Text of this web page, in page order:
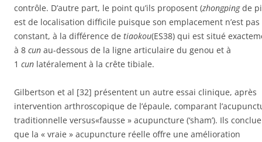
contrôle. D’autre part, le point qu’ils proposent (zhongpingde
est de localisation difficile puisque son emplacement n’est pas
constant, à la différence de tiaokou(ES38) qui est situé
à 8 cun au-dessous de la ligne articulaire du genou et à
1 cun latéralement à la crête tibiale.
Gilbertson et al [32] présentent un autre essai clinique, après
intervention arthroscopique de l’épaule, comparant
traditionnelle versus«fausse » acupuncture (‘sham’). Ils
que la « vraie » acupuncture réelle offre une amélioration